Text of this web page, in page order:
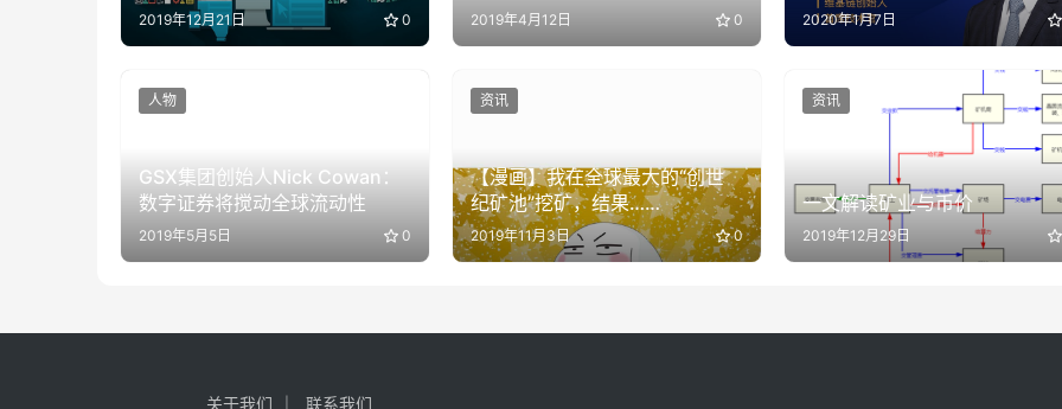
2019年12月21日 0 2019年4月12日 0 2020年1月7日
GSX集团创始人Nick Cowan：
数字证券将搅动全球流动性
2019年5月5日 0
人物
【漫画】我在全球最大的“创世
纪矿池”挖矿，结果……
2019年11月3日 0
资讯
一文解读矿业与币价
2019年12月29日
资讯
关于我们 联系我们